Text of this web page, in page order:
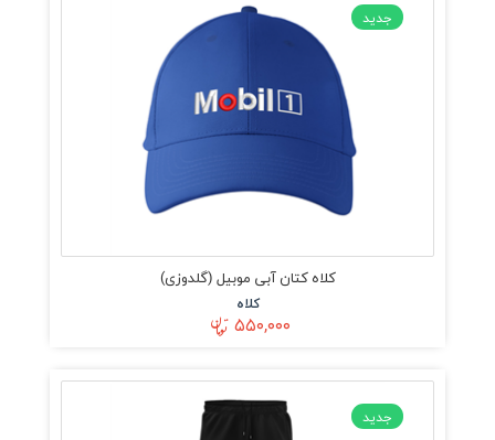
جدید
کلاه کتان آبی موبیل (گلدوزی)
کلاه
۵۵۰,۰۰۰
جدید